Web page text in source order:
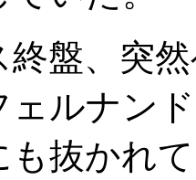
終盤、突
ェルナン
も抜かれ